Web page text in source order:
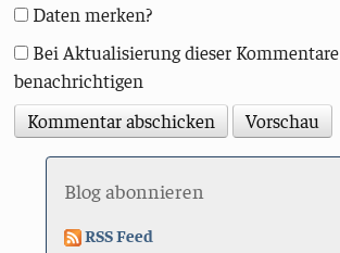
Daten merken?
Bei Aktualisierung dieser Kommentare
benachrichtigen
Blog abonnieren
RSS Feed